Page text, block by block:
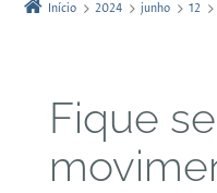
Início 2024 junho 12
Fique